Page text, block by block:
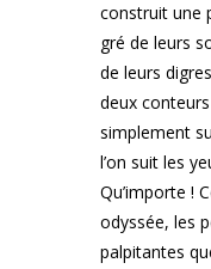
construit une
gré de leurs
de leurs
deux
simplement
l’on suit les
Qu’importe !
odyssée, les
palpitantes